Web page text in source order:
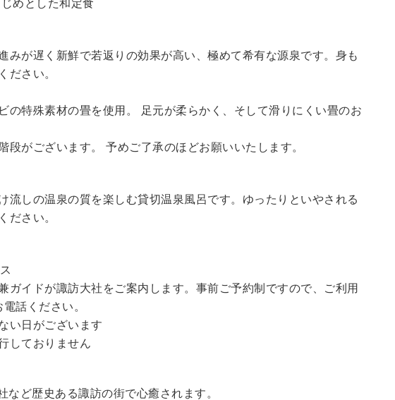
めとした和定食
みが遅く新鮮で若返りの効果が高い、極めて希有な源泉です。身も
ださい。
の特殊素材の畳を使用。 足元が柔らかく、そして滑りにくい畳のお
がございます。 予めご了承のほどお願いいたします。
流しの温泉の質を楽しむ貸切温泉風呂です。ゆったりといやされる
ださい。
ガイドが諏訪大社をご案内します。 事前ご予約制ですので、ご利用
話ください。
い日がございます
しておりません
など歴史ある諏訪の街で心癒されます。